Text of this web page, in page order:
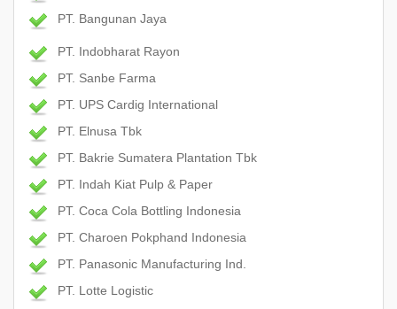
PT. Bangunan Jaya
PT. Indobharat Rayon
PT. Sanbe Farma
PT. UPS Cardig International
PT. Elnusa Tbk
PT. Bakrie Sumatera Plantation Tbk
PT. Indah Kiat Pulp & Paper
PT. Coca Cola Bottling Indonesia
PT. Charoen Pokphand Indonesia
PT. Panasonic Manufacturing Ind.
PT. Lotte Logistic